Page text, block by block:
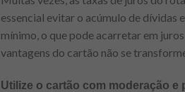
essencial evitar o acúmulo de dívidas
mínimo, o que pode acarretar em
vantagens do cartão não se
Utilize o cartão com moderação e